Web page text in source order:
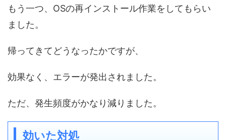
もう一つ、OSの再インストール作業をしてもらい
ました。
帰ってきてどうなったかですが、
効果なく、エラーが発出されました。
ただ、発生頻度がかなり減りました。
効いた対処